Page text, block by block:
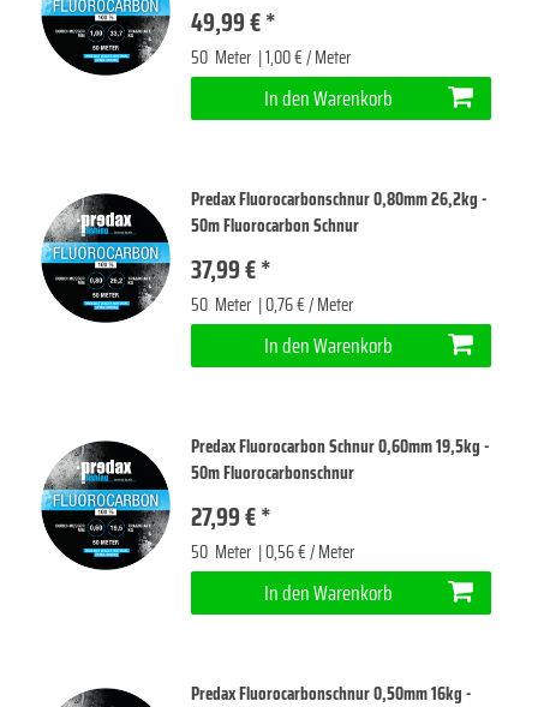
49,99 € *
50 Meter | 1,00 € / Meter
In den Warenkorb
Predax Fluorocarbonschnur 0,80mm 26,2kg -
50m Fluorocarbon Schnur
37,99 € *
50 Meter | 0,76 € / Meter
In den Warenkorb
Predax Fluorocarbon Schnur 0,60mm 19,5kg -
50m Fluorocarbonschnur
27,99 € *
50 Meter | 0,56 € / Meter
In den Warenkorb
Predax Fluorocarbonschnur 0,50mm 16kg -